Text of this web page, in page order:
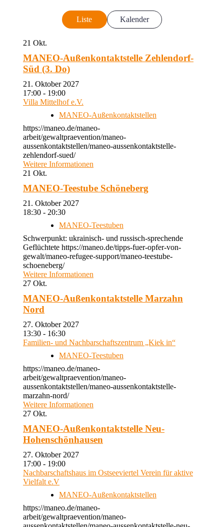
Liste Kalender
21 Okt.
MANEO-Außenkontaktstelle Zehlendorf-
Süd (3. Do)
21. Oktober 2027
17:00 - 19:00
Villa Mittelhof e.V.
MANEO-Außenkontaktstellen
https://maneo.de/maneo-
arbeit/gewaltpraevention/maneo-
aussenkontaktstellen/maneo-aussenkontaktstelle-
zehlendorf-sued/
Weitere Informationen
21 Okt.
MANEO-Teestube Schöneberg
21. Oktober 2027
18:30 - 20:30
MANEO-Teestuben
Schwerpunkt: ukrainisch- und russisch-sprechende
Geflüchtete https://maneo.de/tipps-fuer-opfer-von-
gewalt/maneo-refugee-support/maneo-teestube-
schoeneberg/
Weitere Informationen
27 Okt.
MANEO-Außenkontaktstelle Marzahn
Nord
27. Oktober 2027
13:30 - 16:30
Familien- und Nachbarschaftszentrum „Kiek in“
MANEO-Teestuben
https://maneo.de/maneo-
arbeit/gewaltpraevention/maneo-
aussenkontaktstellen/maneo-aussenkontaktstelle-
marzahn-nord/
Weitere Informationen
27 Okt.
MANEO-Außenkontaktstelle Neu-
Hohenschönhausen
27. Oktober 2027
17:00 - 19:00
Nachbarschaftshaus im Ostseeviertel Verein für aktive
Vielfalt e.V
MANEO-Außenkontaktstellen
https://maneo.de/maneo-
arbeit/gewaltpraevention/maneo-